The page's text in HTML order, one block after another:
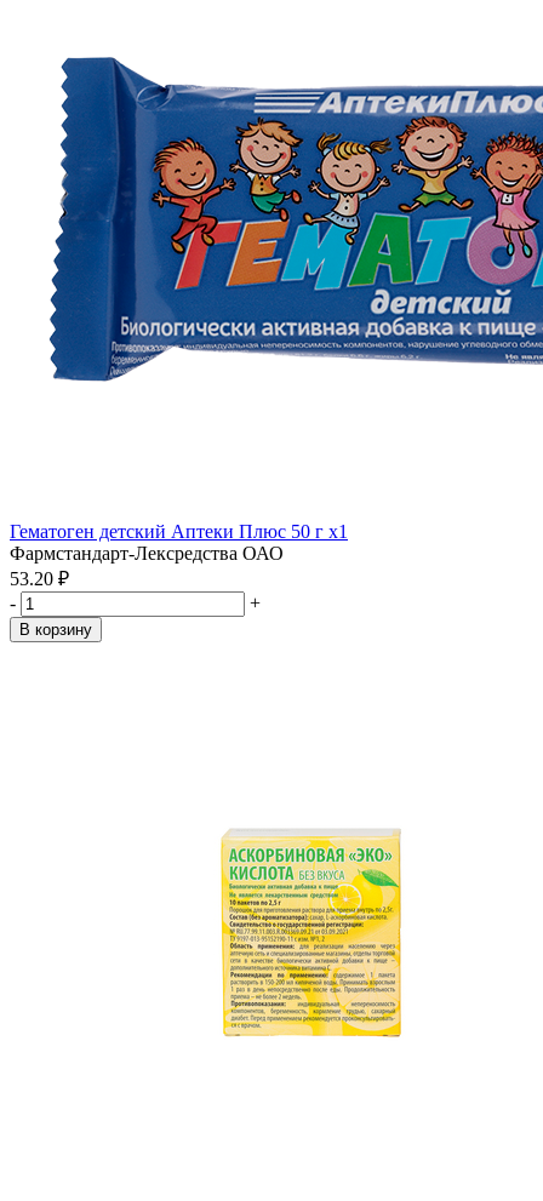
Гематоген детский Аптеки Плюс 50 г x1
Фармстандарт-Лексредства ОАО
53.20 ₽
-
+
В корзину